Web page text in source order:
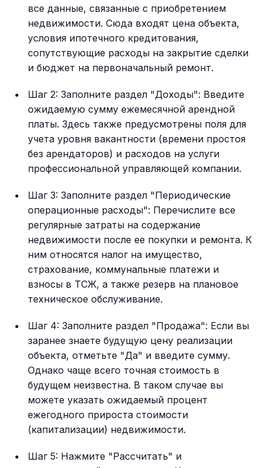
все данные, связанные с приобретением
недвижимости. Сюда входят цена объекта,
условия ипотечного кредитования,
сопутствующие расходы на закрытие сделки
и бюджет на первоначальный ремонт.
Шаг 2: Заполните раздел "Доходы": Введите
ожидаемую сумму ежемесячной арендной
платы. Здесь также предусмотрены поля для
учета уровня вакантности (времени простоя
без арендаторов) и расходов на услуги
профессиональной управляющей компании.
Шаг 3: Заполните раздел "Периодические
операционные расходы": Перечислите все
регулярные затраты на содержание
недвижимости после ее покупки и ремонта. К
ним относятся налог на имущество,
страхование, коммунальные платежи и
взносы в ТСЖ, а также резерв на плановое
техническое обслуживание.
Шаг 4: Заполните раздел "Продажа": Если вы
заранее знаете будущую цену реализации
объекта, отметьте "Да" и введите сумму.
Однако чаще всего точная стоимость в
будущем неизвестна. В таком случае вы
можете указать ожидаемый процент
ежегодного прироста стоимости
(капитализации) недвижимости.
Шаг 5: Нажмите "Рассчитать" и